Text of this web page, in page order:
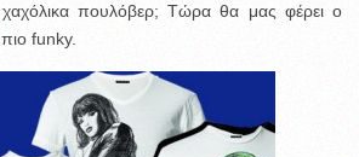
πουλόβερ; Τώρα θα μας φέρει ο
πιο funky.